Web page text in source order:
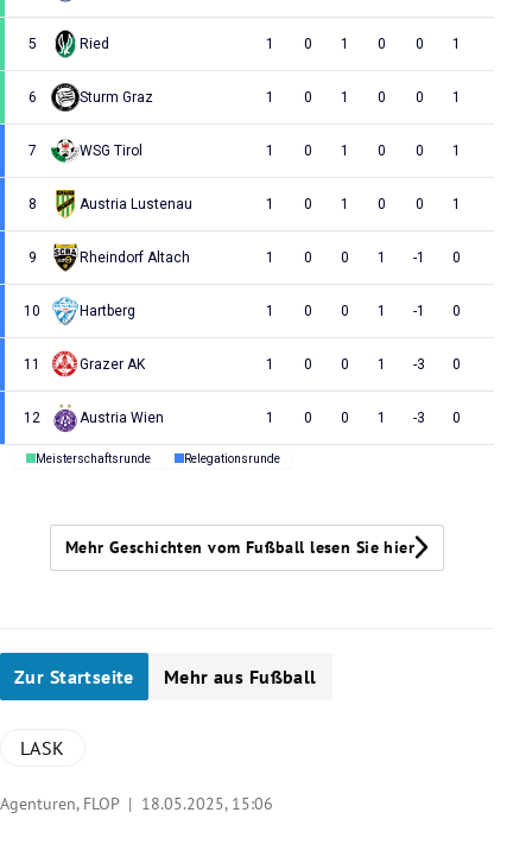
5 Ried 1 0 1 0 0 1
6 Sturm Graz 1 0 1 0 0 1
7 WSG Tirol 1 0 1 0 0 1
8 Austria Lustenau 1 0 1 0 0 1
9 Rheindorf Altach 1 0 0 1 -1 0
10 Hartberg 1 0 0 1 -1 0
11 Grazer AK 1 0 0 1 -3 0
12 Austria Wien 1 0 0 1 -3 0
Meisterschaftsrunde Relegationsrunde
Mehr Geschichten vom Fußball lesen Sie hier
Zur Startseite Mehr aus Fußball
LASK
Agenturen, FLOP | 18.05.2025, 15:06